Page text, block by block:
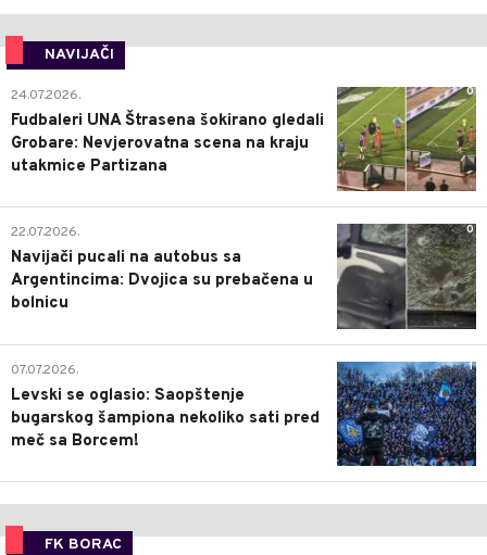
NAVIJAČI
0
24.07.2026.
Fudbaleri UNA Štrasena šokirano gledali
Grobare: Nevjerovatna scena na kraju
utakmice Partizana
0
22.07.2026.
Navijači pucali na autobus sa
Argentincima: Dvojica su prebačena u
bolnicu
1
07.07.2026.
Levski se oglasio: Saopštenje
bugarskog šampiona nekoliko sati pred
meč sa Borcem!
FK BORAC